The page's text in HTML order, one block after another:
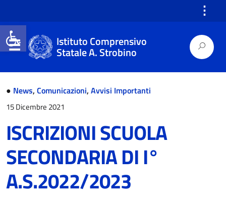
Open toolbar
⋮
Istituto Comprensivo
Statale A. Strobino
● News, Comunicazioni, Avvisi Importanti
15 Dicembre 2021
ISCRIZIONI SCUOLA
SECONDARIA DI I°
A.S.2022/2023